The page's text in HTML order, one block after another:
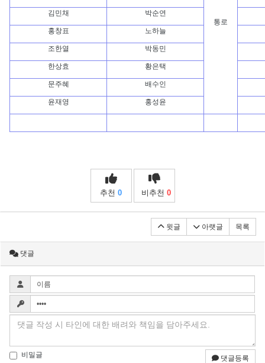
통로
김민채 박순연
홍창표 노하늘
조한열 박동민
한상효 황은택
문주혜 배수인
윤재영 홍성윤
추천 0 비추천 0
윗글 아랫글 목록
댓글
비밀글 댓글등록